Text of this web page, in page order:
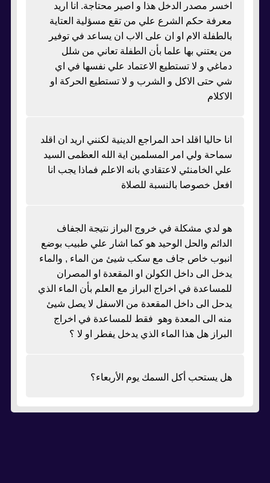
اخسر مصدر الدخل هذا و اصير محتاجة. انا اريد
معرفة حكم الشرع علي من تقع مسؤلية العتاية
بالطفلة الام او ان على الاب ان يساعد في توفير
من يعتني بها علما بأن الطفلة تعاني من شلل
دماغي و لا تستطيع الاعتماد علي نفسها في اي
شي حتى الاكل و الشرب و لا تستطيع الحركة او
الاكلام
انا حاليا اقلد احد المراجع الدينية لكنني اريد ان اقلد
سماحة ولي امر المسلمين اية الله العظمى السيد
علي الخامنئي لاعتقادي بانه الاعلم فماذا يجب انا
افعل خصوصا بالنسبة للصلاة
هو لدي مشكلة في خروج البراز نتيجة الجفاف
الدائم والحل الوحيد هو كما اشار علي طبيب بوضع
انبوب خاص جاف مع سكب شيئ من الماء , والماء
يدخل الى داخل الكولن او المقعدة او المصران
للمساعدة في اخراج البراز مع العلم بأن الماء الذي
يدحل الى داخل المقعدة من الاسفل لا يصل شيئ
منه الى المعدة وهو فقط للمساعدة في اخراج
البراز هل هذا الماء الذي يدخل يفطر او لا ؟
هل يستحب أكل السمك يوم الأربعاء؟